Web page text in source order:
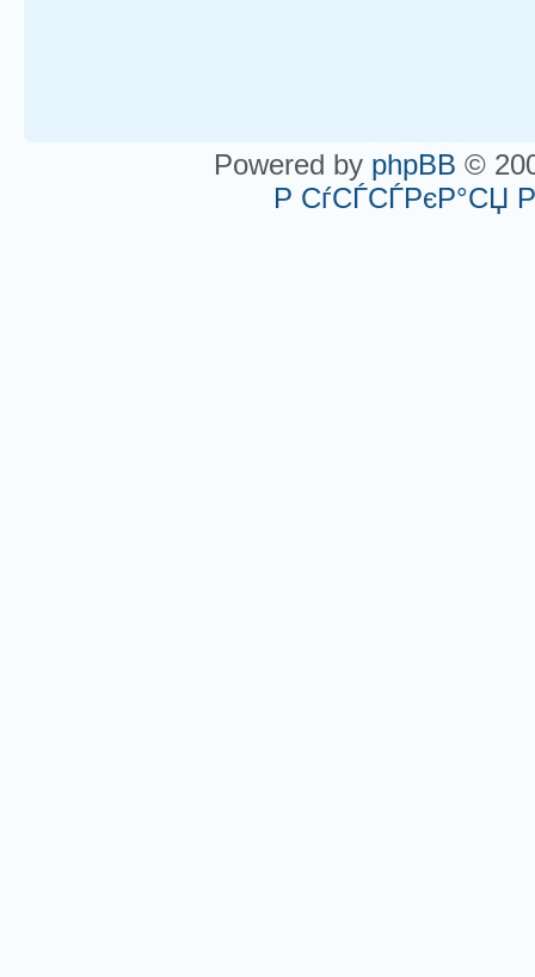
Powered by phpBB ©
Р СѓСЃСЃРєР°СЏ